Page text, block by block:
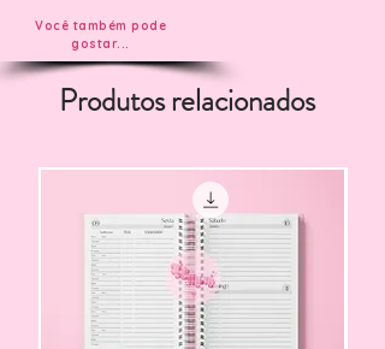
Você também pode
gostar...
Produtos relacionados